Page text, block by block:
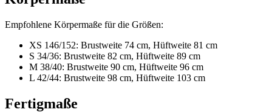
Empfohlene Körpermaße für die Größen:
XS 146/152: Brustweite 74 cm, Hüftweite 81 cm
S 34/36: Brustweite 82 cm, Hüftweite 89 cm
M 38/40: Brustweite 90 cm, Hüftweite 96 cm
L 42/44: Brustweite 98 cm, Hüftweite 103 cm
Fertigmaße